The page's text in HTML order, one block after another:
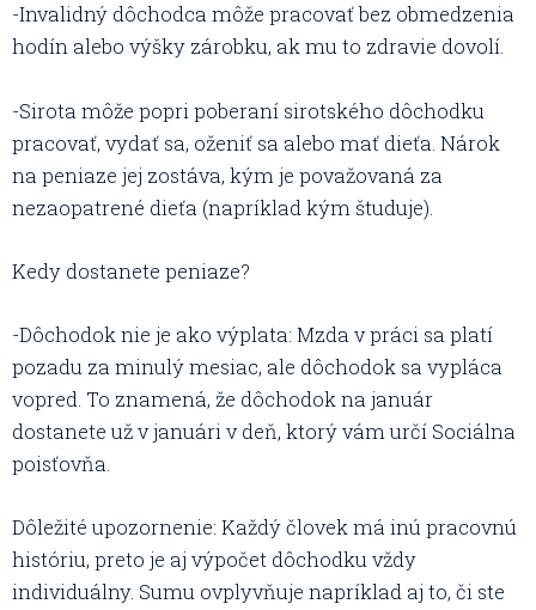
-Invalidný dôchodca môže pracovať bez obmedzenia
hodín alebo výšky zárobku, ak mu to zdravie dovolí.
-Sirota môže popri poberaní sirotského dôchodku
pracovať, vydať sa, oženiť sa alebo mať dieťa. Nárok
na peniaze jej zostáva, kým je považovaná za
nezaopatrené dieťa (napríklad kým študuje).
Kedy dostanete peniaze?
-Dôchodok nie je ako výplata: Mzda v práci sa platí
pozadu za minulý mesiac, ale dôchodok sa vypláca
vopred. To znamená, že dôchodok na január
dostanete už v januári v deň, ktorý vám určí Sociálna
poisťovňa.
Dôležité upozornenie: Každý človek má inú pracovnú
históriu, preto je aj výpočet dôchodku vždy
individuálny. Sumu ovplyvňuje napríklad aj to, či ste